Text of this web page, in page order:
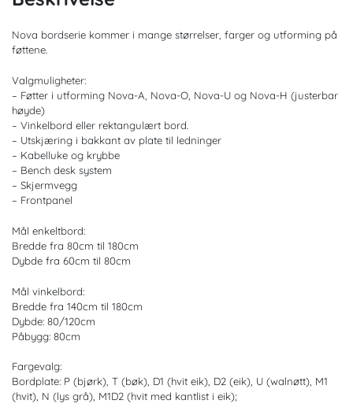
Nova bordserie kommer i mange størrelser, farger og utforming på
føttene.
Valgmuligheter:
– Føtter i utforming Nova-A, Nova-O, Nova-U og Nova-H (justerbar
høyde)
– Vinkelbord eller rektangulært bord.
– Utskjæring i bakkant av plate til ledninger
– Kabelluke og krybbe
– Bench desk system
– Skjermvegg
– Frontpanel
Mål enkeltbord:
Bredde fra 80cm til 180cm
Dybde fra 60cm til 80cm
Mål vinkelbord:
Bredde fra 140cm til 180cm
Dybde: 80/120cm
Påbygg: 80cm
Fargevalg:
Bordplate: P (bjørk), T (bøk), D1 (hvit eik), D2 (eik), U (walnøtt), M1
(hvit), N (lys grå), M1D2 (hvit med kantlist i eik);